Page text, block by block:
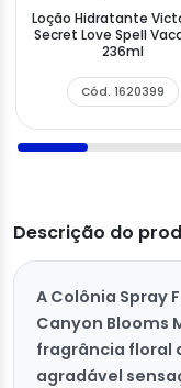
Loção Hidratante
Secret Love Spell
236ml
Cód. 1620399
Descrição do
A Colônia Spray
Canyon Blooms
fragrância floral
agradável